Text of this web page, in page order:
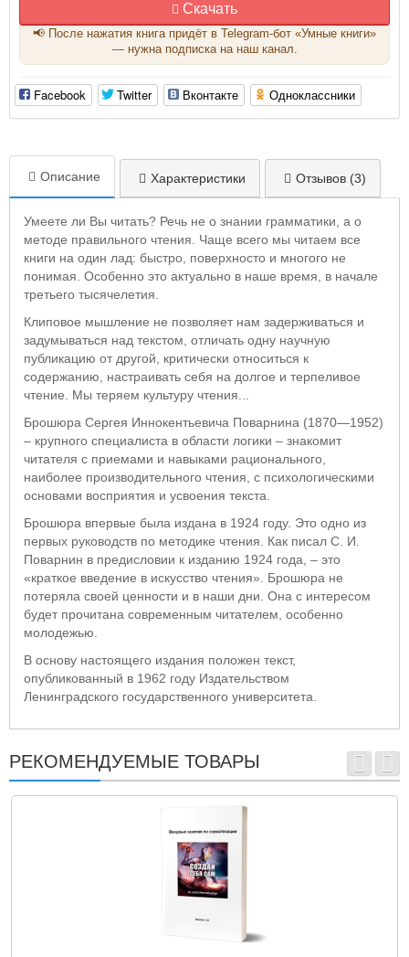
Скачать
📢 После нажатия книга придёт в Telegram-бот «Умные книги»
— нужна подписка на наш канал.
Facebook Twitter Вконтакте Одноклассники
Описание Характеристики Отзывов (3)
Умеете ли Вы читать? Речь не о знании грамматики, а о
методе правильного чтения. Чаще всего мы читаем все
книги на один лад: быстро, поверхносто и многого не
понимая. Особенно это актуально в наше время, в начале
третьего тысячелетия.
Клиповое мышление не позволяет нам задерживаться и
задумываться над текстом, отличать одну научную
публикацию от другой, критически относиться к
содержанию, настраивать себя на долгое и терпеливое
чтение. Мы теряем культуру чтения...
Брошюра Сергея Иннокентьевича Поварнина (1870—1952)
– крупного специалиста в области логики – знакомит
читателя с приемами и навыками рационального,
наиболее производительного чтения, с психологическими
основами восприятия и усвоения текста.
Брошюра впервые была издана в 1924 году. Это одно из
первых руководств по методике чтения. Как писал C. И.
Пoварнин в предисловии к изданию 1924 года, – это
«краткое введение в искусство чтения». Брошюра не
потеряла своей ценности и в наши дни. Она с интересом
будет прочитана современным читателем, особенно
молодежью.
В основу настоящего издания положен текст,
опубликованный в 1962 году Издательством
Ленинградского государственного университета.
РЕКОМЕНДУЕМЫЕ ТОВАРЫ